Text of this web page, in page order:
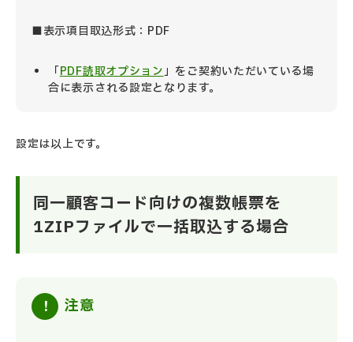
■表示項目取込形式：PDF
「PDF読取オプション」をご契約いただいている場
合に表示される設定となります。
設定は以上です。
同一顧客コード向けの複数帳票を
1ZIPファイルで一括取込する場合
注意